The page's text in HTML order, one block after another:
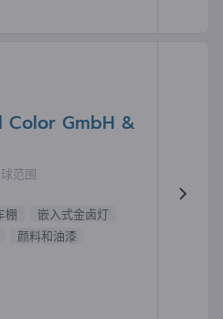
Color GmbH &
范围
棚
嵌入式金卤灯
颜料和油漆